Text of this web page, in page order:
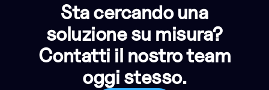
Sta cercando una
soluzione su misura?
Contatti il nostro team
oggi stesso.